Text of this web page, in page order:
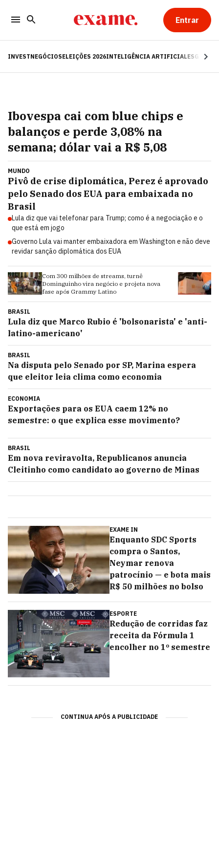
Entrar
INVESTNEGÓCIOSELEIÇÕES 2026INTELIGÊNCIA ARTIFICIALESG
Ibovespa cai com blue chips e
balanços e perde 3,08% na
semana; dólar vai a R$ 5,08
MUNDO
Pivô de crise diplomática, Perez é aprovado
pelo Senado dos EUA para embaixada no
Brasil
Lula diz que vai telefonar para Trump; como é a negociação e o
que está em jogo
Governo Lula vai manter embaixadora em Washington e não deve
revidar sanção diplomática dos EUA
Com 300 milhões de streams, turnê
Dominguinho vira negócio e projeta nova
fase após Grammy Latino
BRASIL
Lula diz que Marco Rubio é 'bolsonarista' e 'anti-
latino-americano'
BRASIL
Na disputa pelo Senado por SP, Marina espera
que eleitor leia clima como economia
ECONOMIA
Exportações para os EUA caem 12% no
semestre: o que explica esse movimento?
BRASIL
Em nova reviravolta, Republicanos anuncia
Cleitinho como candidato ao governo de Minas
EXAME IN
Enquanto SDC Sports
compra o Santos,
Neymar renova
patrocínio — e bota mais
R$ 50 milhões no bolso
ESPORTE
Redução de corridas faz
receita da Fórmula 1
encolher no 1º semestre
CONTINUA APÓS A PUBLICIDADE